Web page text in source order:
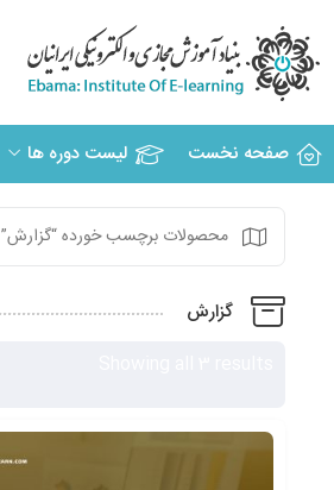
صفحه نخست لیست دوره ها
محصولات برچسب خورده “گزارش”
گزارش